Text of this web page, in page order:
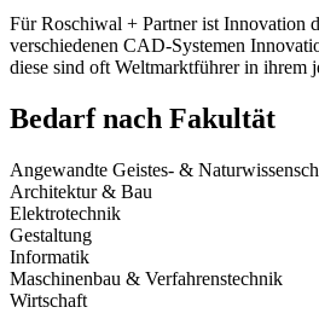
Für Roschiwal + Partner ist Innovation
verschiedenen CAD-Systemen
diese sind oft Weltmarktführer in ihrem
Bedarf nach Fakultät
Angewandte Geistes- &
Architektur & Bau
Elektrotechnik
Gestaltung
Informatik
Maschinenbau & Verfahrenstechnik
Wirtschaft